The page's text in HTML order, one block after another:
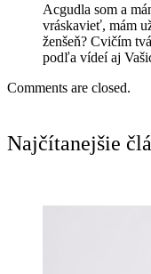
Acgudla som a
vráskavieť, mám
ženšeň? Cvičím
podľa vídeí aj
Comments are closed.
Najčítanejšie